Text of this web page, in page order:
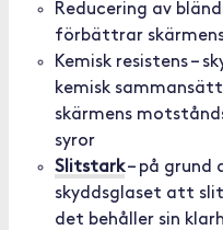
Reducering av
förbättrar
Kemisk resistens –
kemisk
skärmens
syror
Slitstark– på grund
skyddsglaset att
det behåller sin